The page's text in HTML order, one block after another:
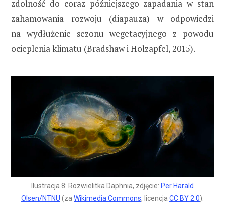
zdolność do coraz późniejszego zapadania w stan
zahamowania rozwoju (diapauza) w odpowiedzi
na wydłużenie sezonu wegetacyjnego z powodu
ocieplenia klimatu (Bradshaw i Holzapfel, 2015).
Ilustracja 8: Rozwielitka Daphnia, zdjęcie: Per Harald
Olsen/NTNU (za Wikimedia Commons, licencja CC BY 2.0).